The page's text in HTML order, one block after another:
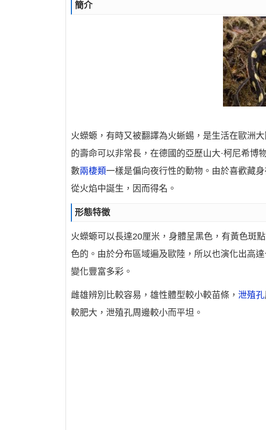
簡介
火蠑螈，有時又被翻譯為火蜥蜴，是生活在歐洲
的壽命可以非常長，在德國的亞歷山大·柯尼希
數兩棲類一樣是偏向夜行性的動物。由於喜歡藏
從火焰中誕生，因而得名。
形態特徵
火蠑螈可以長達20厘米，身體呈黑色，有黃色斑
色的。由於分布區域遍及歐陸，所以也演化出高
變化豐富多彩。
雌雄辨別比較容易，雄性體型較小較苗條，泄殖孔
較肥大，泄殖孔周邊較小而平坦。